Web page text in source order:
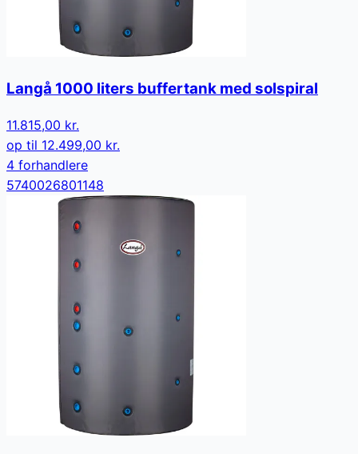
Langå 1000 liters buffertank med solspiral
11.815,00 kr.
op til 12.499,00 kr.
4 forhandlere
5740026801148